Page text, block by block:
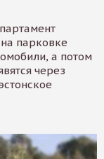
парковке
а потом
через